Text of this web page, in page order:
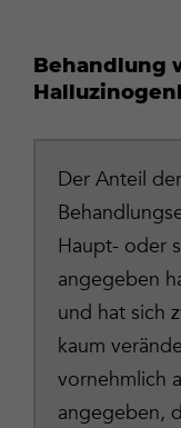
Behandlung
Der Anteil
Haupt- oder
angegeben
und hat sich
kaum
vornehmlich
angegeben,